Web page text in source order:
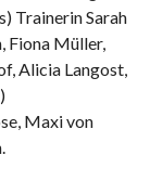
Trainerin Sarah
Fiona Müller,
Alicia Langost,
Maxi von